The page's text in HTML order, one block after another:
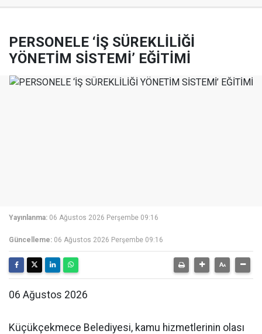
PERSONELE ‘İŞ SÜREKLİLİĞİ
YÖNETİM SİSTEMİ’ EĞİTİMİ
Yayınlanma: 06 Ağustos 2026 Perşembe 09:16
Güncelleme: 06 Ağustos 2026 Perşembe 09:16
06 Ağustos 2026
Küçükçekmece Belediyesi, kamu hizmetlerinin olası